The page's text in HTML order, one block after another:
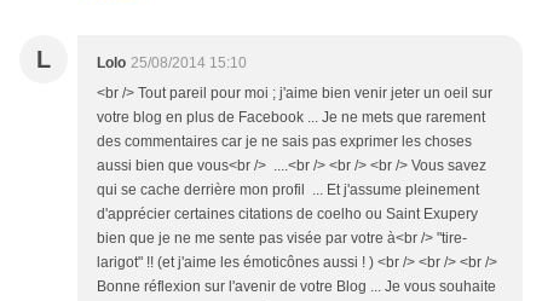
L Lolo 25/08/2014 15:10
<br /> Tout pareil pour moi ; j'aime bien venir jeter un oeil sur
votre blog en plus de Facebook ... Je ne mets que rarement
des commentaires car je ne sais pas exprimer les choses
aussi bien que vous<br /> ....<br /> <br /> <br /> Vous savez
qui se cache derrière mon profil ... Et j'assume pleinement
d'apprécier certaines citations de coelho ou Saint Exupery
bien que je ne me sente pas visée par votre à<br /> "tire-
larigot" !! (et j'aime les émoticônes aussi ! ) <br /> <br /> <br />
Bonne réflexion sur l'avenir de votre Blog ... Je vous souhaite